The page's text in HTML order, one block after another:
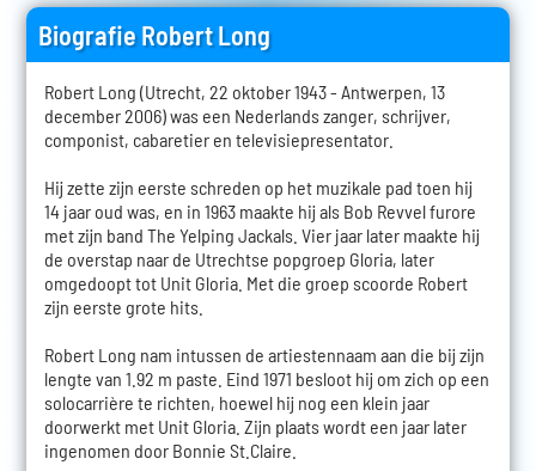
Biografie Robert Long
Robert Long (Utrecht, 22 oktober 1943 - Antwerpen, 13
december 2006) was een Nederlands zanger, schrijver,
componist, cabaretier en televisiepresentator.
Hij zette zijn eerste schreden op het muzikale pad toen hij
14 jaar oud was, en in 1963 maakte hij als Bob Revvel furore
met zijn band The Yelping Jackals. Vier jaar later maakte hij
de overstap naar de Utrechtse popgroep Gloria, later
omgedoopt tot Unit Gloria. Met die groep scoorde Robert
zijn eerste grote hits.
Robert Long nam intussen de artiestennaam aan die bij zijn
lengte van 1.92 m paste. Eind 1971 besloot hij om zich op een
solocarrière te richten, hoewel hij nog een klein jaar
doorwerkt met Unit Gloria. Zijn plaats wordt een jaar later
ingenomen door Bonnie St.Claire.